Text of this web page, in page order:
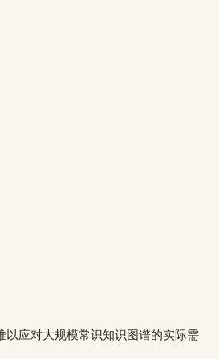
应对大规模常识知识图谱的实际需